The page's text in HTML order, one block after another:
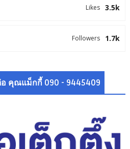
3.5k
Likes
1.7k
Followers
คุณแม็กกี้ 090 - 9445409